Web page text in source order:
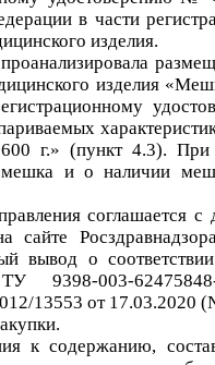
в части
изделия.
изделия «
г.» (пункт 4.3).
и о наличии
соглашаетсяс
сайте
вывод о
9398-003-
13553 от 17.03.2020 (
к содержанию,